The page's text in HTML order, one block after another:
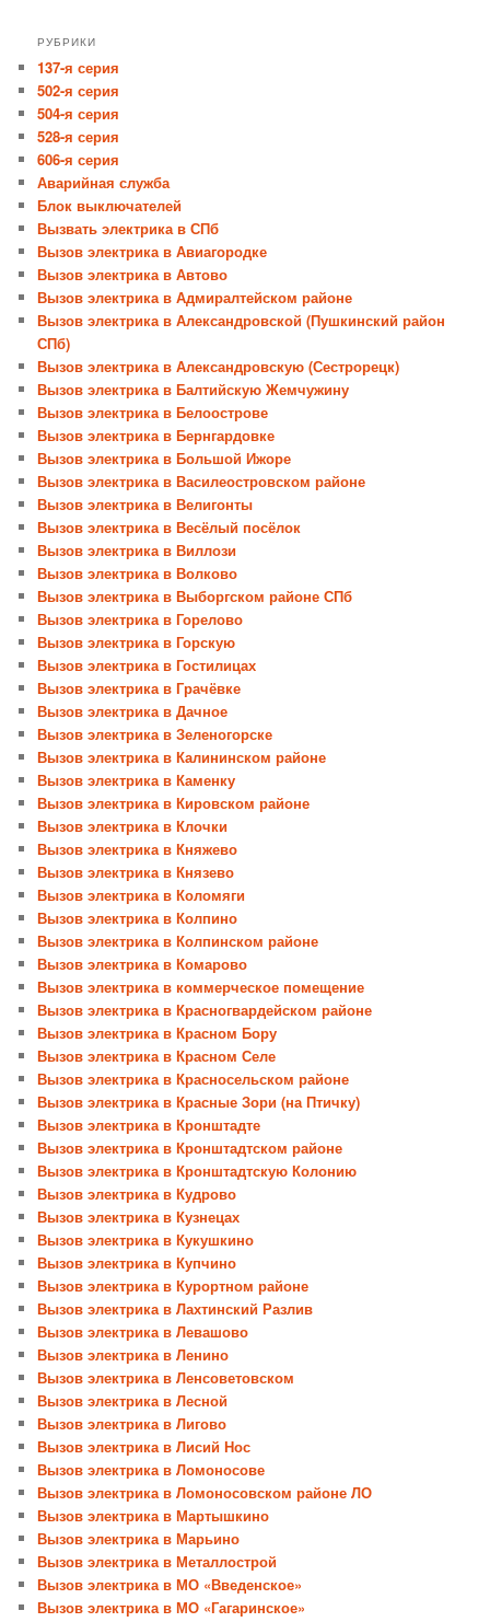
РУБРИКИ
137-я серия
502-я серия
504-я серия
528-я серия
606-я серия
Аварийная служба
Блок выключателей
Вызвать электрика в СПб
Вызов электрика в Авиагородке
Вызов электрика в Автово
Вызов электрика в Адмиралтейском районе
Вызов электрика в Александровской (Пушкинский район
СПб)
Вызов электрика в Александровскую (Сестрорецк)
Вызов электрика в Балтийскую Жемчужину
Вызов электрика в Белоострове
Вызов электрика в Бернгардовке
Вызов электрика в Большой Ижоре
Вызов электрика в Василеостровском районе
Вызов электрика в Велигонты
Вызов электрика в Весёлый посёлок
Вызов электрика в Виллози
Вызов электрика в Волково
Вызов электрика в Выборгском районе СПб
Вызов электрика в Горелово
Вызов электрика в Горскую
Вызов электрика в Гостилицах
Вызов электрика в Грачёвке
Вызов электрика в Дачное
Вызов электрика в Зеленогорске
Вызов электрика в Калининском районе
Вызов электрика в Каменку
Вызов электрика в Кировском районе
Вызов электрика в Клочки
Вызов электрика в Княжево
Вызов электрика в Князево
Вызов электрика в Коломяги
Вызов электрика в Колпино
Вызов электрика в Колпинском районе
Вызов электрика в Комарово
Вызов электрика в коммерческое помещение
Вызов электрика в Красногвардейском районе
Вызов электрика в Красном Бору
Вызов электрика в Красном Селе
Вызов электрика в Красносельском районе
Вызов электрика в Красные Зори (на Птичку)
Вызов электрика в Кронштадте
Вызов электрика в Кронштадтском районе
Вызов электрика в Кронштадтскую Колонию
Вызов электрика в Кудрово
Вызов электрика в Кузнецах
Вызов электрика в Кукушкино
Вызов электрика в Купчино
Вызов электрика в Курортном районе
Вызов электрика в Лахтинский Разлив
Вызов электрика в Левашово
Вызов электрика в Ленино
Вызов электрика в Ленсоветовском
Вызов электрика в Лесной
Вызов электрика в Лигово
Вызов электрика в Лисий Нос
Вызов электрика в Ломоносове
Вызов электрика в Ломоносовском районе ЛО
Вызов электрика в Мартышкино
Вызов электрика в Марьино
Вызов электрика в Металлострой
Вызов электрика в МО «Введенское»
Вызов электрика в МО «Гагаринское»